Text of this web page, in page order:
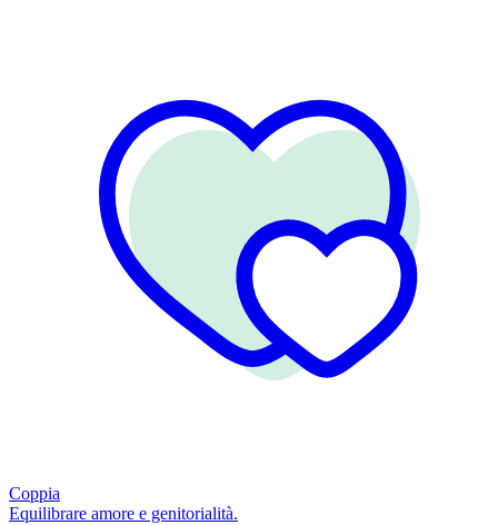
Coppia
Equilibrare amore e genitorialità.